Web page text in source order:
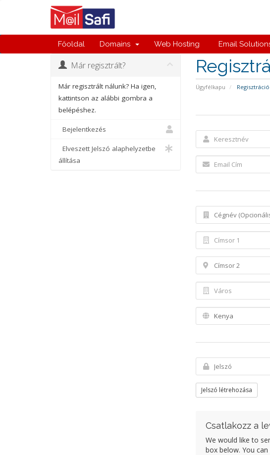
Főoldal Domains Web Hosting Email
Ügyfélkapu Regisztráció
Már regisztrált?
Már regisztrált nálunk? Ha igen,
kattintson az alábbi gombra a
belépéshez.
Bejelentkezés
Elveszett Jelszó alaphelyzetbe
állítása
Jelszó létrehozása
Csatlakozz a
We would like to
box below. You